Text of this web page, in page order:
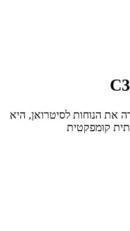
את הנוחות לסיטרואן, היא